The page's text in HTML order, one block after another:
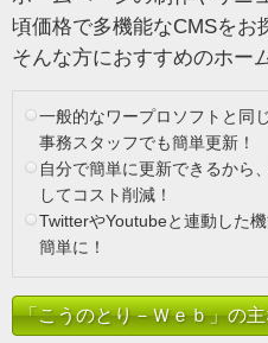
頃価格で多機能なCMSをお
そんな方におすすめのホー
一般的なワープロソフトと同
事務スタッフでも簡単更新！
自分で簡単に更新できるから
してコスト削減！
TwitterやYoutubeと連動した
簡単に！
「こうのとり－Ｗｅｂ」の